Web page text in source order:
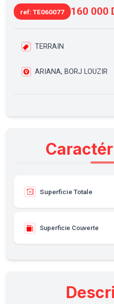
ref: TE060077 160 000
TERRAIN
ARIANA, BORJ LOUZIR
Superficie Totale
Superficie Couverte